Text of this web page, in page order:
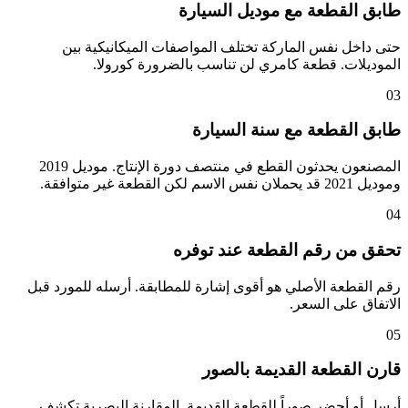
طابق القطعة مع موديل السيارة
حتى داخل نفس الماركة تختلف المواصفات الميكانيكية بين
الموديلات. قطعة كامري لن تناسب بالضرورة كورولا.
03
طابق القطعة مع سنة السيارة
المصنعون يحدثون القطع في منتصف دورة الإنتاج. موديل 2019
وموديل 2021 قد يحملان نفس الاسم لكن القطعة غير متوافقة.
04
تحقق من رقم القطعة عند توفره
رقم القطعة الأصلي هو أقوى إشارة للمطابقة. أرسله للمورد قبل
الاتفاق على السعر.
05
قارن القطعة القديمة بالصور